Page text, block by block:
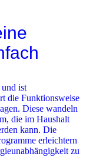
und ist
die Funktionsweise
Diese wandeln
die im Haushalt
kann. Die
erleichtern
zu